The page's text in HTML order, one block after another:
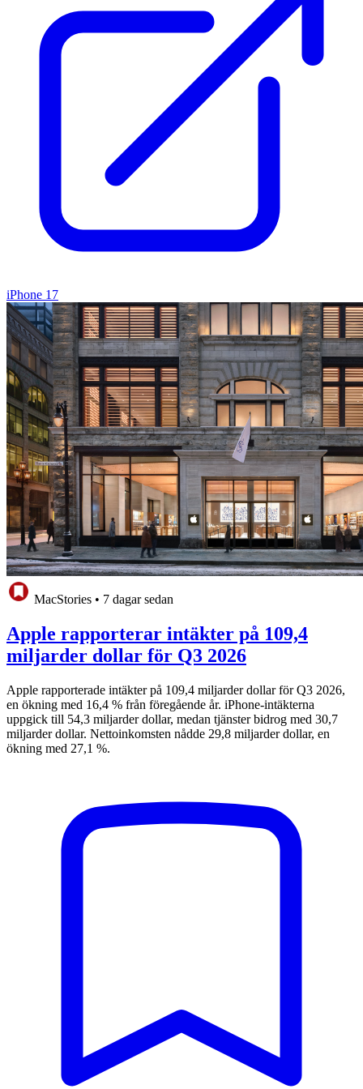
iPhone 17
MacStories • 7 dagar sedan
Apple rapporterar intäkter på 109,4
miljarder dollar för Q3 2026
Apple rapporterade intäkter på 109,4 miljarder dollar för Q3 2026,
en ökning med 16,4 % från föregående år. iPhone-intäkterna
uppgick till 54,3 miljarder dollar, medan tjänster bidrog med 30,7
miljarder dollar. Nettoinkomsten nådde 29,8 miljarder dollar, en
ökning med 27,1 %.